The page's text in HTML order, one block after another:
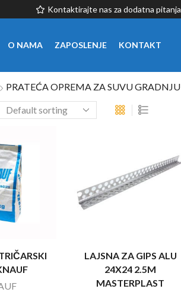
Kontaktirajte nas za dodatna pitanja
O NAMA ZAPOSLENJE KONTAKT
PRATEĆA OPREMA ZA SUVU GRADNJU
LAJSNA ZA GIPS ALU
24X24 2.5M
MASTERPLAST